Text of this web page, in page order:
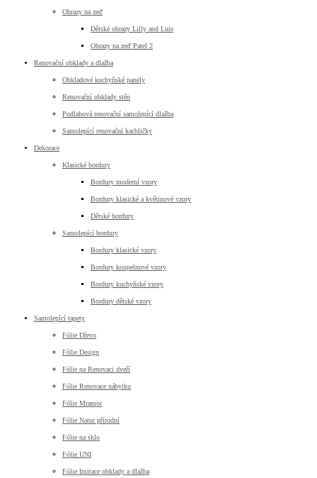
Obrazy na zeď
Dětské obrazy Lilly and Luis
Obrazy na zeď Patel 2
Renovační obklady a dlažba
Obkladové kuchyňské panely
Renovační obklady stěn
Podlahová renovační samolepící dlažba
Samolepící renovační kachličky
Dekorace
Klasické bordury
Bordury moderní vzory
Bordury klasické a květinové vzory
Dětské bordury
Samolepící bordury
Bordury klasické vzory
Bordury koupelnové vzory
Bordury kuchyňské vzory
Bordury dětské vzory
Samolepící tapety
Fólie Dřevo
Fólie Design
Fólie na Renovaci dveří
Fólie Renovace nábytku
Fólie Mramor
Fólie Natur přírodní
Fólie na sklo
Fólie UNI
Fólie Imitace obklady a dlažba